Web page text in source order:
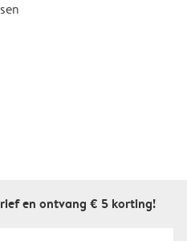
en ontvang € 5 korting!